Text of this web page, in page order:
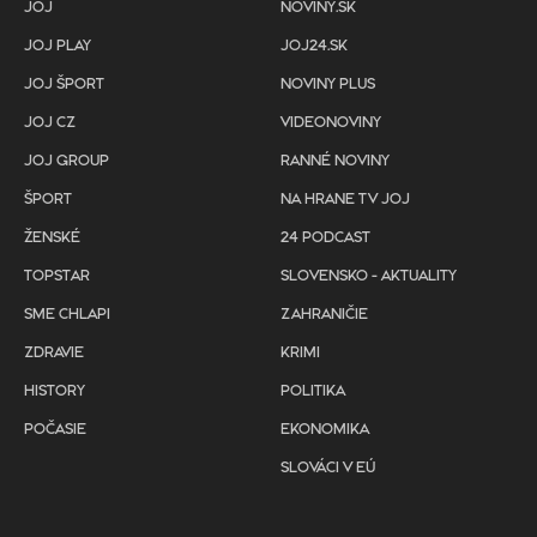
JOJ
JOJ PLAY
JOJ ŠPORT
JOJ CZ
JOJ GROUP
ŠPORT
ŽENSKÉ
TOPSTAR
SME CHLAPI
ZDRAVIE
HISTORY
POČASIE
NOVINY.SK
JOJ24.SK
NOVINY PLUS
VIDEONOVINY
RANNÉ NOVINY
NA HRANE TV JOJ
24 PODCAST
SLOVENSKO - AKTUALITY
ZAHRANIČIE
KRIMI
POLITIKA
EKONOMIKA
SLOVÁCI V EÚ